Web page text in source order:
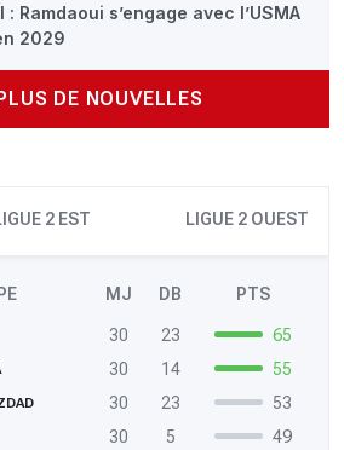
Ramdaoui s’engage avec l’USMA
2029
DE NOUVELLES
2 EST LIGUE 2 OUEST
MJ DB PTS
30 23
65
30 14
55
30 23
53
30 5
49